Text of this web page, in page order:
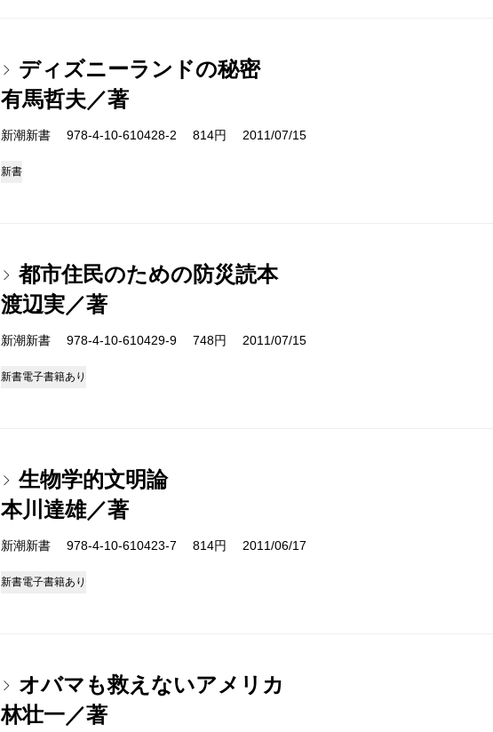
ディズニーランドの秘密
有馬哲夫／著
新潮新書 978-4-10-610428-2 814円 2011/07/15
新書
都市住民のための防災読本
渡辺実／著
新潮新書 978-4-10-610429-9 748円 2011/07/15
新書電子書籍あり
生物学的文明論
本川達雄／著
新潮新書 978-4-10-610423-7 814円 2011/06/17
新書電子書籍あり
オバマも救えないアメリカ
林壮一／著